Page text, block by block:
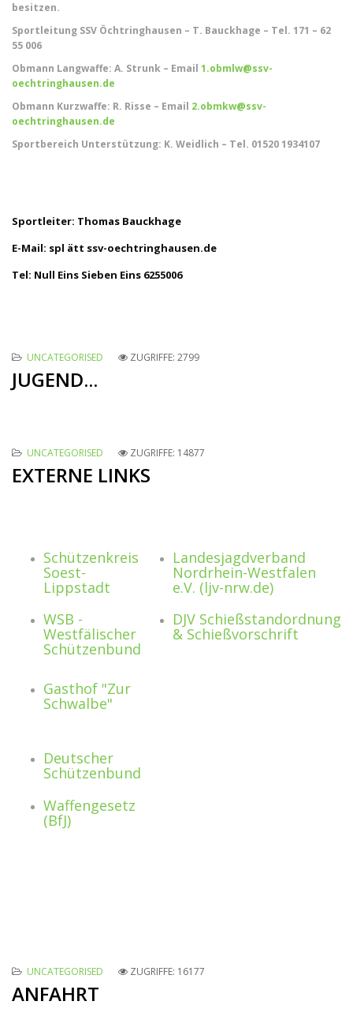
besitzen.
Sportleitung SSV Öchtringhausen – T. Bauckhage – Tel. 171 – 62
55 006
Obmann Langwaffe: A. Strunk – Email 1.obmlw@ssv-
oechtringhausen.de
Obmann Kurzwaffe: R. Risse – Email 2.obmkw@ssv-
oechtringhausen.de
Sportbereich Unterstützung: K. Weidlich – Tel. 01520 1934107
Sportleiter: Thomas Bauckhage
E-Mail: spl ätt ssv-oechtringhausen.de
Tel: Null Eins Sieben Eins 6255006
UNCATEGORISED ZUGRIFFE: 2799
JUGEND...
UNCATEGORISED ZUGRIFFE: 14877
EXTERNE LINKS
Schützenkreis
Soest-
Lippstadt
Landesjagdverband
Nordrhein-Westfalen
e.V. (ljv-nrw.de)
WSB -
Westfälischer
Schützenbund
DJV Schießstandordnung
& Schießvorschrift
Gasthof "Zur
Schwalbe"
Deutscher
Schützenbund
Waffengesetz
(BfJ)
UNCATEGORISED ZUGRIFFE: 16177
ANFAHRT